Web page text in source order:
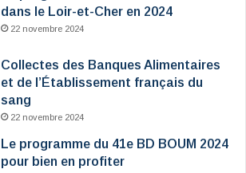
dans le Loir-et-Cher en 2024
22 novembre 2024
Collectes des Banques Alimentaires
et de l’Établissement français du
sang
22 novembre 2024
Le programme du 41e BD BOUM 2024
pour bien en profiter